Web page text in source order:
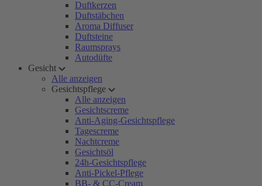
Duftkerzen
Duftstäbchen
Aroma Diffuser
Duftsteine
Raumsprays
Autodüfte
Gesicht
Alle anzeigen
Gesichtspflege
Alle anzeigen
Gesichtscreme
Anti-Aging-Gesichtspflege
Tagescreme
Nachtcreme
Gesichtsöl
24h-Gesichtspflege
Anti-Pickel-Pflege
BB- & CC-Cream